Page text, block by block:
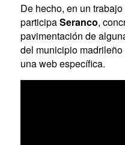
De hecho, en un
participaSeranco,
pavimentación de
del municipio
una web específica.